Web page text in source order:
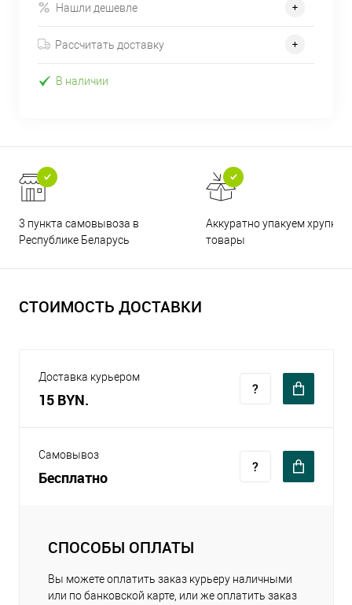
Нашли дешевле
Рассчитать доставку
В наличии
3 пункта самовывоза в
Республике Беларусь
Аккуратно упакуем хрупкие
товары
СТОИМОСТЬ ДОСТАВКИ
Доставка курьером
15 BYN.
Самовывоз
Бесплатно
СПОСОБЫ ОПЛАТЫ
Вы можете оплатить заказ курьеру наличными
или по банковской карте, или же оплатить заказ